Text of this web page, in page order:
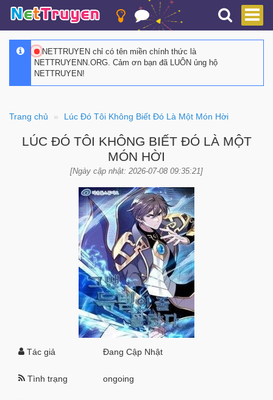
NETTRUYEN chỉ có tên miền chính thức là
NETTRUYENN.ORG. Cảm ơn bạn đã LUÔN ủng hộ
NETTRUYEN!
Trang chủ Lúc Đó Tôi Không Biết Đó Là Một Món Hời
LÚC ĐÓ TÔI KHÔNG BIẾT ĐÓ LÀ MỘT
MÓN HỜI
[Ngày cập nhật: 2026-07-08 09:35:21]
Tác giả Đang Cập Nhật
Tình trạng ongoing